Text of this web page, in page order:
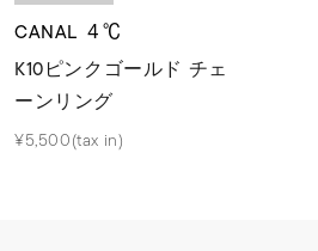
CANAL ４℃
K10ピンクゴールド チェ
ーンリング
¥5,500(tax in)